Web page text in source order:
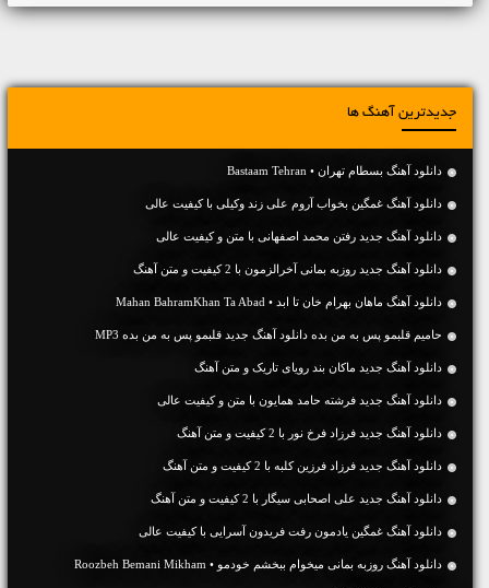
جدیدترین آهنگ ها
دانلود آهنگ بسطام تهران • Bastaam Tehran
دانلود آهنگ غمگین بخواب آروم علی زند وکیلی با کیفیت عالی
دانلود آهنگ جديد رفتن محمد اصفهانی با متن و کیفیت عالی
دانلود آهنگ جديد روزبه بمانی آخرالزمون با 2 کیفیت و متن آهنگ
دانلود آهنگ ماهان بهرام خان تا ابد • Mahan BahramKhan Ta Abad
حامیم قلبمو پس به من بده دانلود آهنگ جدید قلبمو پس به من بده MP3
دانلود آهنگ جديد ماکان بند رویای تاریک و متن آهنگ
دانلود آهنگ جديد فرشته حامد همایون با متن و کیفیت عالی
دانلود آهنگ جديد فرزاد فرخ نور با 2 کیفیت و متن آهنگ
دانلود آهنگ جديد فرزاد فرزین کلبه با 2 کیفیت و متن آهنگ
دانلود آهنگ جديد علی اصحابی سیگار با 2 کیفیت و متن آهنگ
دانلود آهنگ غمگین یادمون رفت فریدون آسرایی با کیفیت عالی
دانلود آهنگ روزبه بمانی میخوام ببخشم خودمو • Roozbeh Bemani Mikham